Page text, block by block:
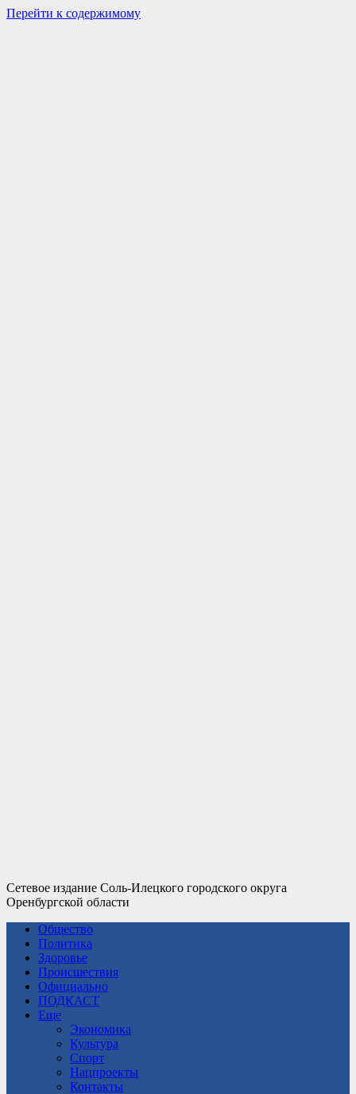
Перейти к содержимому
Сетевое издание Соль-Илецкого городского округа
Оренбургской области
Общество
Политика
Здоровье
Происшествия
Официально
ПОДКАСТ
Еще
Экономика
Культура
Спорт
Нацпроекты
Контакты